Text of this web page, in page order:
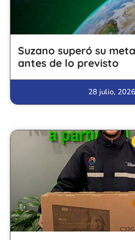
Suzano superó su
antes de lo previsto
28 julio, 2026